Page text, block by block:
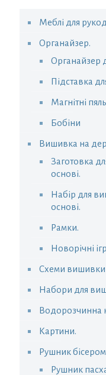
Меблі для
Органайзер.
Органайзер
Підставка
Магнітні
Бобіни
Вишивка на
Заготовка
основі.
Набір для
основі.
Рамки.
Новорічні
Схеми вишивки
Набори для
Водорозчинна
Картини.
Рушник
Рушник